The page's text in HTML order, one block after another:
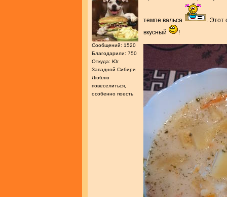
Сообщений: 1520
Благодарили: 750
Откуда: Юг
Западной Сибири
Люблю
повеселиться,
особенно поесть
темпе вальса
. Этот
вкусный
!